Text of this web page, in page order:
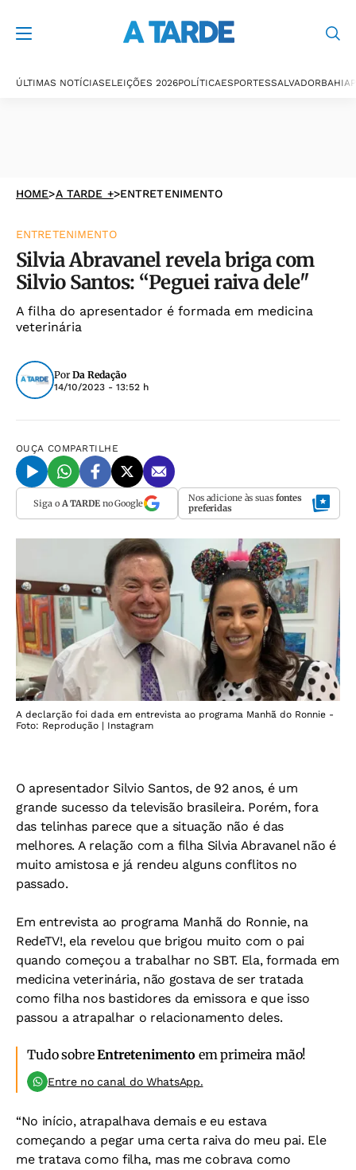
ÚLTIMAS NOTÍCIASELEIÇÕES 2026POLÍTICAESPORTESSALVADORBAHIA
HOME>A TARDE +>ENTRETENIMENTO
ENTRETENIMENTO
Silvia Abravanel revela briga com
Silvio Santos: “Peguei raiva dele"
A filha do apresentador é formada em medicina
veterinária
Por Da Redação
14/10/2023 - 13:52 h
OUÇA COMPARTILHE
Siga o A TARDEno Google Nos adicione às suas fontes
preferidas
A declarção foi dada em entrevista ao programa Manhã do Ronnie -
Foto: Reprodução | Instagram
O apresentador Silvio Santos, de 92 anos, é um
grande sucesso da televisão brasileira. Porém, fora
das telinhas parece que a situação não é das
melhores. A relação com a filha Silvia Abravanel não é
muito amistosa e já rendeu alguns conflitos no
passado.
Em entrevista ao programa Manhã do Ronnie, na
RedeTV!, ela revelou que brigou muito com o pai
quando começou a trabalhar no SBT. Ela, formada em
medicina veterinária, não gostava de ser tratada
como filha nos bastidores da emissora e que isso
passou a atrapalhar o relacionamento deles.
Tudo sobreEntretenimento em primeira mão!
Entre no canal do WhatsApp.
“No início, atrapalhava demais e eu estava
começando a pegar uma certa raiva do meu pai. Ele
me tratava como filha, mas me cobrava como